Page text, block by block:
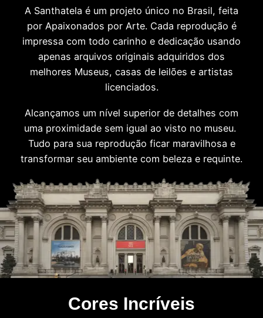
A Santhatela é um projeto único no Brasil, feita
por Apaixonados por Arte. Cada reprodução é
impressa com todo carinho e dedicação usando
apenas arquivos originais adquiridos dos
melhores Museus, casas de leilões e artistas
licenciados.
Alcançamos um nível superior de detalhes com
uma proximidade sem igual ao visto no museu.
Tudo para sua reprodução ficar maravilhosa e
transformar seu ambiente com beleza e requinte.
Cores Incríveis